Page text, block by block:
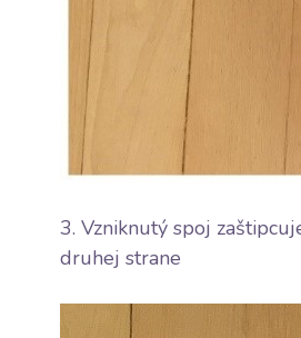
3. Vzniknutý spoj
druhej strane